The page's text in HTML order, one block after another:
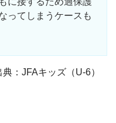
ってしまうケースも
：JFAキッズ（U-6）